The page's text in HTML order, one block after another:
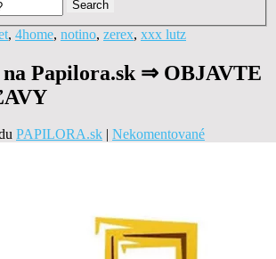
, 4home, notino, zerex, xxx lutz
Papilora.sk ⇒ OBJAVTE
PAPILORA.sk | Nekomentované